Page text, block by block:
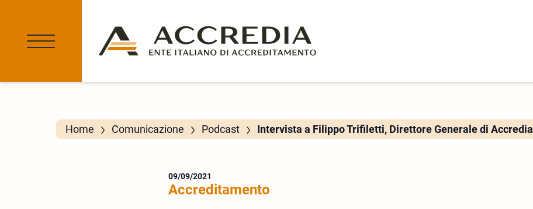
Home Comunicazione Podcast Intervista a Filippo Trifiletti, Direttore Generale di Accredia
09/09/2021
Accreditamento